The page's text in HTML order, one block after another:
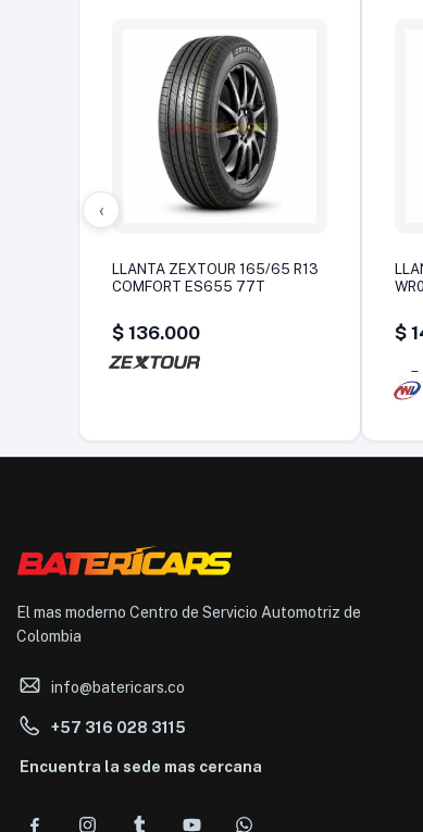
‹
LLANTA ZEXTOUR 165/65 R13
COMFORT ES655 77T
$ 136.000 $
El mas moderno Centro de Servicio Automotriz de
Colombia
info@batericars.co
+57 316 028 3115
Encuentra la sede mas cercana